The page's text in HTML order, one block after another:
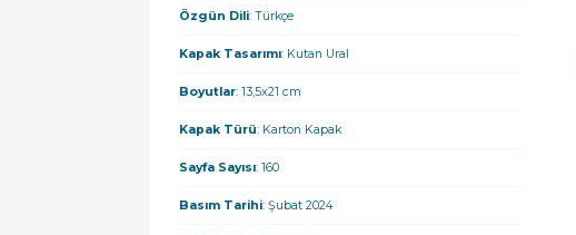
Özgün Dili: Türkçe
Kapak Tasarımı: Kutan Ural
Boyutlar: 13,5x21 cm
Kapak Türü: Karton Kapak
Sayfa Sayısı: 160
Basım Tarihi: Şubat 2024